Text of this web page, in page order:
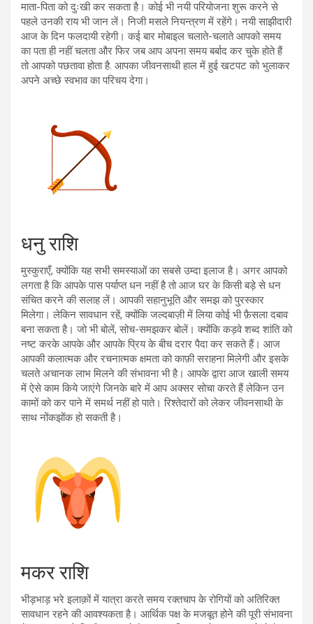
माता-पिता को दुःखी कर सकता है। कोई भी नयी परियोजना शुरू करने से
पहले उनकी राय भी जान लें। निजी मसले नियन्त्रण में रहेंगे। नयी साझीदारी
आज के दिन फलदायी रहेगी। कई बार मोबाइल चलाते-चलाते आपको समय
का पता ही नहीं चलता और फिर जब आप अपना समय बर्बाद कर चुके होते हैं
तो आपको पछतावा होता है. आपका जीवनसाथी हाल में हुई खटपट को भुलाकर
अपने अच्छे स्वभाव का परिचय देगा।
धनु राशि
मुस्कुराएँ, क्योंकि यह सभी समस्याओं का सबसे उम्दा इलाज है। अगर आपको
लगता है कि आपके पास पर्याप्त धन नहीं है तो आज घर के किसी बड़े से धन
संचित करने की सलाह लें। आपकी सहानुभूति और समझ को पुरस्कार
मिलेगा। लेकिन सावधान रहें, क्योंकि जल्दबाज़ी में लिया कोई भी फ़ैसला दबाव
बना सकता है। जो भी बोलें, सोच-समझकर बोलें। क्योंकि कड़वे शब्द शांति को
नष्ट करके आपके और आपके प्रिय के बीच दरार पैदा कर सकते हैं। आज
आपकी कलात्मक और रचनात्मक क्षमता को काफ़ी सराहना मिलेगी और इसके
चलते अचानक लाभ मिलने की संभावना भी है। आपके द्वारा आज खाली समय
में ऐसे काम किये जाएंगे जिनके बारे में आप अक्सर सोचा करते हैं लेकिन उन
कामों को कर पाने में समर्थ नहीं हो पाते। रिश्तेदारों को लेकर जीवनसाथी के
साथ नोंकझोंक हो सकती है।
मकर राशि
भीड़भाड़ भरे इलाक़ों में यात्रा करते समय रक्तचाप के रोगियों को अतिरिक्त
सावधान रहने की आवश्यकता है। आर्थिक पक्ष के मजबूत होने की पूरी संभावना